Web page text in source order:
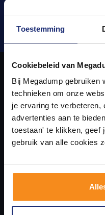
Toestemming
Cookiebeleid van
Bij Megadump gebruiken
technieken om onze
je ervaring te verbeteren,
advertenties aan te
toestaan' te klikken, geef
gebruik van alle cookies
Over ons
uw sanitair en tegelwinkel in
showroom terecht kunt voor
via de online winkel kan
badkamers
Laat je inspireren
ervaren adviseurs
tegels & sanitair direct
op
Kom langs en